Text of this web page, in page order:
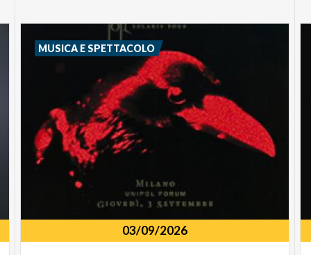
03/09/2026
MUSICA E SPETTACOLO